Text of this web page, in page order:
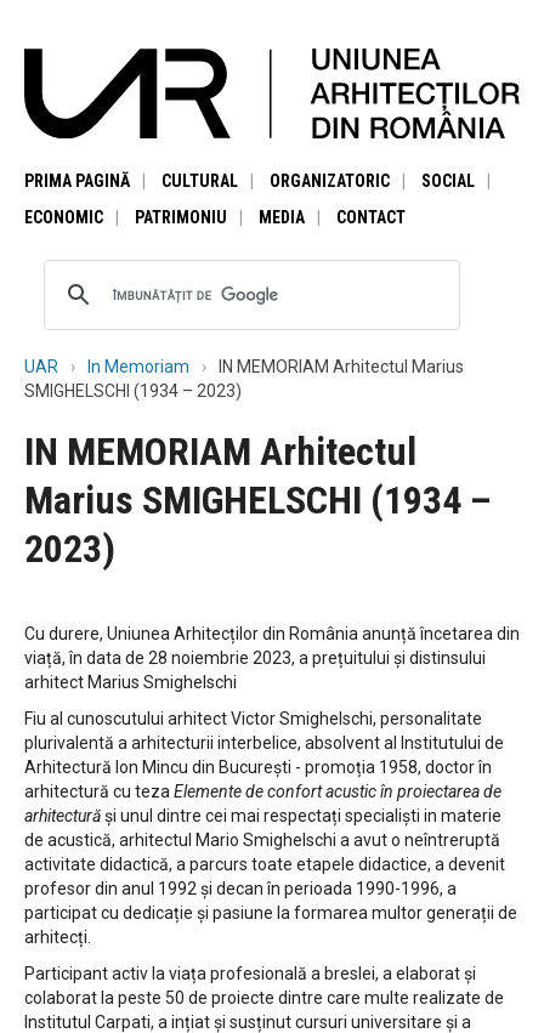
PRIMA PAGINĂ CULTURAL ORGANIZATORIC
SOCIAL
ECONOMIC
PATRIMONIU MEDIA CONTACT
UAR In Memoriam
IN MEMORIAM Arhitectul Marius
SMIGHELSCHI (1934 – 2023)
IN MEMORIAM Arhitectul
Marius SMIGHELSCHI (1934 –
2023)
Cu durere, Uniunea Arhitecților din România anunță încetarea din
viață, în data de 28 noiembrie 2023, a prețuitului și distinsului
arhitect Marius Smighelschi
Fiu al cunoscutului arhitect Victor Smighelschi, personalitate
plurivalentă a arhitecturii interbelice, absolvent al Institutului de
Arhitectură Ion Mincu din București - promoția 1958, doctor în
arhitectură cu teza Elemente de confort acustic în proiectarea de
arhitecturăși unul dintre cei mai respectați specialiști in materie
de acustică, arhitectul Mario Smighelschi a avut o neîntreruptă
activitate didactică, a parcurs toate etapele didactice, a devenit
profesor din anul 1992 și decan în perioada 1990-1996, a
participat cu dedicație și pasiune la formarea multor generații de
arhitecți.
Participant activ la viața profesională a breslei, a elaborat și
colaborat la peste 50 de proiecte dintre care multe realizate de
Institutul Carpati, a ințiat și susținut cursuri universitare și a